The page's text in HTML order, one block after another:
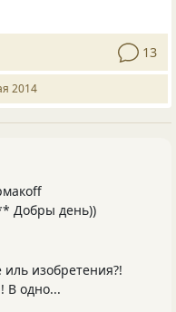
13
2014
Добры день))
изобретения?!
В одно...